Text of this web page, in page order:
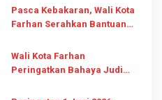
Kuatkan Kesejahteraan
Pasca Kebakaran, Wali Kota
Farhan Serahkan Bantuan
Juta ke Ponpes Al-Falah
Wali Kota Farhan
Peringatkan Bahaya Judi
Pelaku